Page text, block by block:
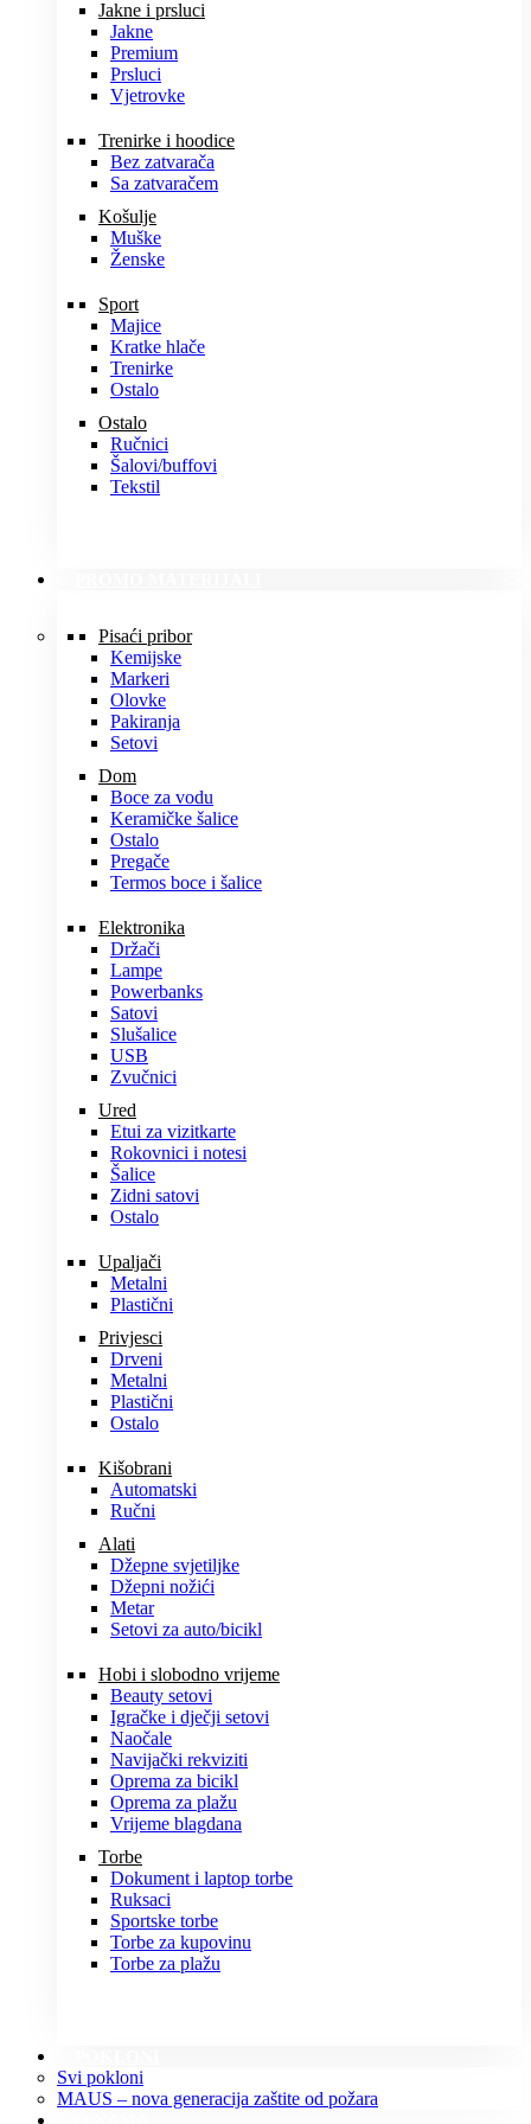
Jakne i prsluci
Jakne
Premium
Prsluci
Vjetrovke
Trenirke i hoodice
Bez zatvarača
Sa zatvaračem
Košulje
Muške
Ženske
Sport
Majice
Kratke hlače
Trenirke
Ostalo
Ostalo
Ručnici
Šalovi/buffovi
Tekstil
Pisaći pribor
Kemijske
Markeri
Olovke
Pakiranja
Setovi
Dom
Boce za vodu
Keramičke šalice
Ostalo
Pregače
Termos boce i šalice
Elektronika
Držači
Lampe
Powerbanks
Satovi
Slušalice
USB
Zvučnici
Ured
Etui za vizitkarte
Rokovnici i notesi
Šalice
Zidni satovi
Ostalo
Upaljači
Metalni
Plastični
Privjesci
Drveni
Metalni
Plastični
Ostalo
Kišobrani
Automatski
Ručni
Alati
Džepne svjetiljke
Džepni nožići
Metar
Setovi za auto/bicikl
Hobi i slobodno vrijeme
Beauty setovi
Igračke i dječji setovi
Naočale
Navijački rekviziti
Oprema za bicikl
Oprema za plažu
Vrijeme blagdana
Torbe
Dokument i laptop torbe
Ruksaci
Sportske torbe
Torbe za kupovinu
Torbe za plažu
Svi pokloni
MAUS – nova generacija zaštite od požara